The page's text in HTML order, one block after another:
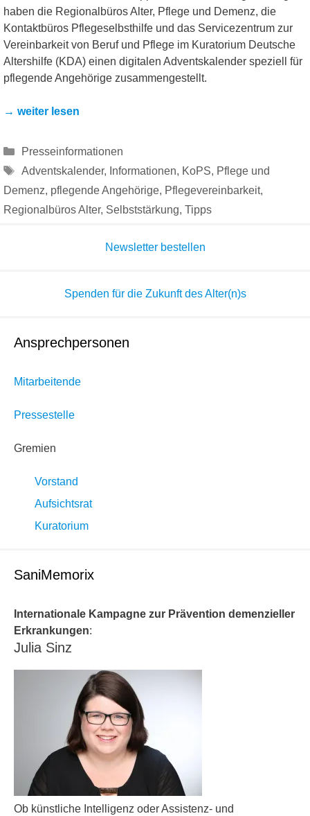
haben die Regionalbüros Alter, Pflege und Demenz, die
Kontaktbüros Pflegeselbsthilfe und das Servicezentrum zur
Vereinbarkeit von Beruf und Pflege im Kuratorium Deutsche
Altershilfe (KDA) einen digitalen Adventskalender speziell für
pflegende Angehörige zusammengestellt.
→ weiter lesen
Kategorien
Presseinformationen
Schlagwörter
Adventskalender, Informationen, KoPS, Pflege und
Demenz, pflegende Angehörige, Pflegevereinbarkeit,
Regionalbüros Alter, Selbststärkung, Tipps
Newsletter bestellen
Spenden für die Zukunft des Alter(n)s
Ansprechpersonen
Mitarbeitende
Pressestelle
Gremien
Vorstand
Aufsichtsrat
Kuratorium
SaniMemorix
Internationale Kampagne zur Prävention demenzieller
Erkrankungen:
Julia Sinz
Ob künstliche Intelligenz oder Assistenz- und